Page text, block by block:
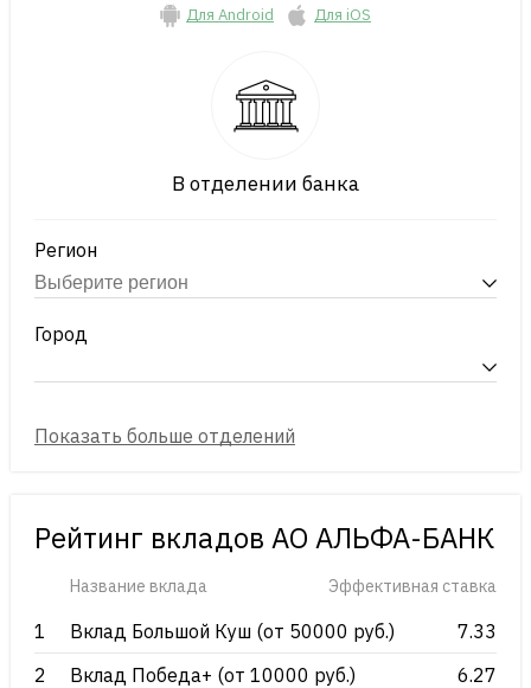
Для Android Для iOS
В отделении банка
Регион
Город
Рейтинг вкладов АО АЛЬФА-БАНК
Название вклада Эффективная ставка
1 Вклад Большой Куш (от 50000 руб.)
7.33
2
Вклад Победа+ (от 10000 руб.)
6.27